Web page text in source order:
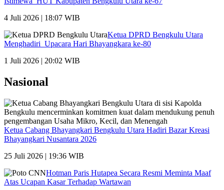
4 Juli 2026 | 18:07 WIB
Ketua DPRD Bengkulu Utara
Menghadiri Upacara Hari Bhayangkara ke-80
1 Juli 2026 | 20:02 WIB
Nasional
Ketua Cabang Bhayangkari Bengkulu Utara Hadiri Bazar Kreasi
Bhayangkari Nusantara 2026
25 Juli 2026 | 19:36 WIB
Hotman Paris Hutapea Secara Resmi Meminta Maaf
Atas Ucapan Kasar Terhadap Wartawan